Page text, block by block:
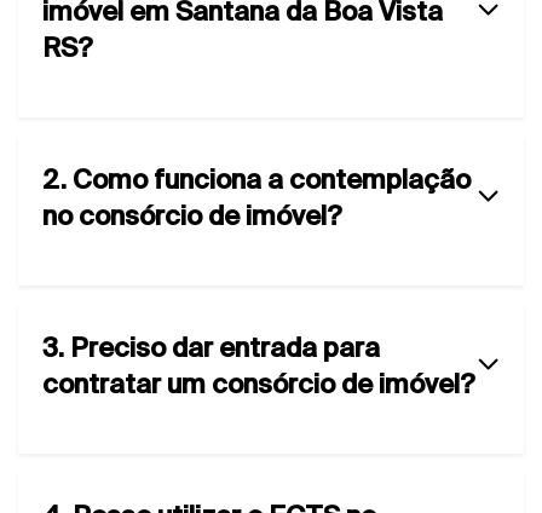
imóvel em Santana da Boa Vista
RS?
2. Como funciona a contemplação
no consórcio de imóvel?
3. Preciso dar entrada para
contratar um consórcio de imóvel?